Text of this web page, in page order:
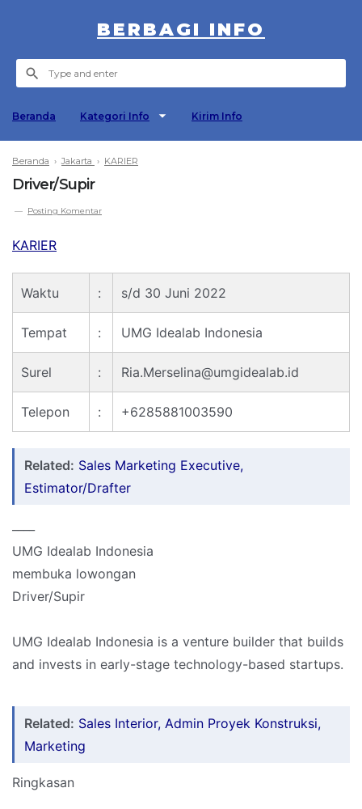
BERBAGI INFO
Beranda Kategori Info Kirim Info
Beranda ›Jakarta › KARIER
Driver/Supir
Posting Komentar
KARIER
Waktu : s/d 30 Juni 2022
Tempat : UMG Idealab Indonesia
Surel : Ria.Merselina@umgidealab.id
Telepon : +6285881003590
Related: Sales Marketing Executive,
Estimator/Drafter
UMG Idealab Indonesia
membuka lowongan
Driver/Supir
UMG Idealab Indonesia is a venture builder that builds
and invests in early-stage technology-based startups.
Related: Sales Interior, Admin Proyek Konstruksi,
Marketing
Ringkasan